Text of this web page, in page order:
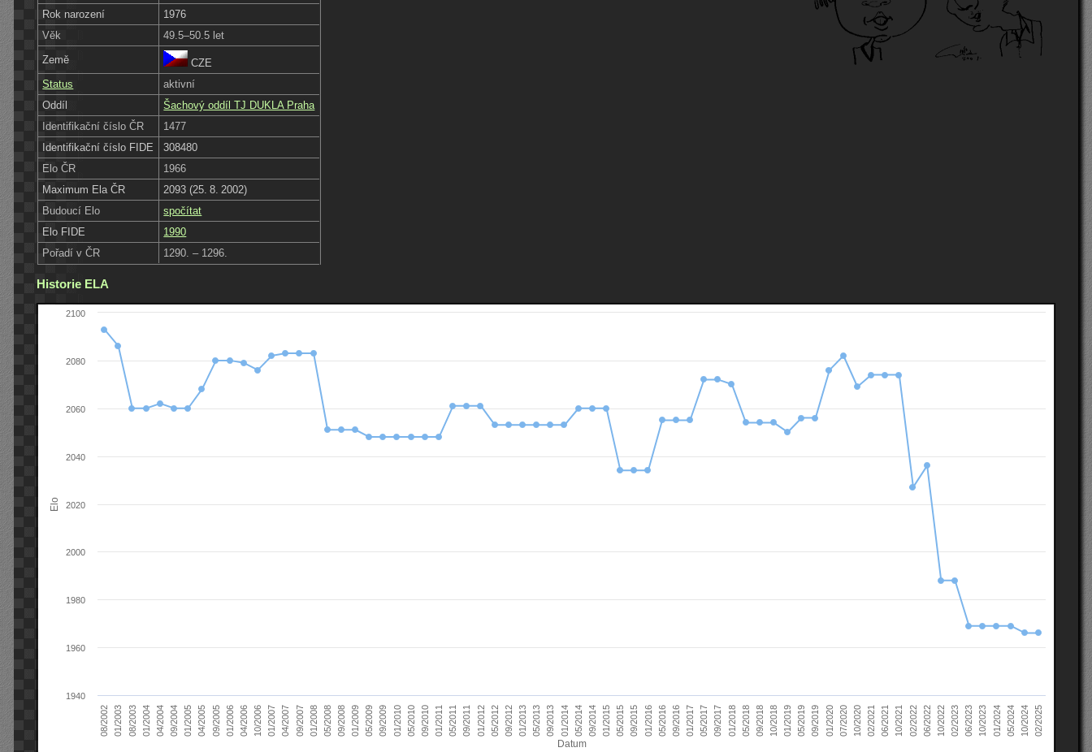
Rok narození
1976
Věk
49.5–50.5 let
Země
CZE
Status
aktivní
Oddíl
Šachový oddíl TJ DUKLA Praha
Identifikační číslo ČR
1477
Identifikační číslo FIDE
308480
Elo ČR
1966
Maximum Ela ČR
2093 (25. 8. 2002)
Budoucí Elo
spočítat
Elo FIDE
1990
Pořadí v ČR
1290. – 1296.
Historie ELA
Datum
Elo
08/2002 01/2003 08/2003 01/2004 04/2004 09/2004 01/2005 04/2005 09/2005 01/2006 04/2006 10/2006 01/2007 04/2007 09/2007 01/2008 05/2008 09/2008 01/2009 05/2009 09/2009 01/2010 05/2010 09/2010 01/2011 05/2011 09/2011 01/2012 05/2012 09/2012 01/2013 05/2013 09/2013 01/2014 05/2014 09/2014 01/2015 05/2015 09/2015 01/2016 05/2016 09/2016 01/2017 05/2017 09/2017 01/2018 05/2018 09/2018 10/2018 01/2019 05/2019 09/2019 01/2020 07/2020 10/2020 02/2021 06/2021 10/2021 02/2022 06/2022 10/2022 02/2023 06/2023 10/2023 01/2024 05/2024 10/2024 02/2025
1940
1960
1980
2000
2020
2040
2060
2080
2100